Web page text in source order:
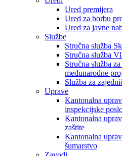
Ured premijera
Ured za borbu
Ured za javne
Službe
Stručna služba
Stručna služba
Stručna služba
međunarodne
Služba za
Uprave
Kantonalna
inspekcijske
Kantonalna
zaštite
Kantonalna
šumarstvo